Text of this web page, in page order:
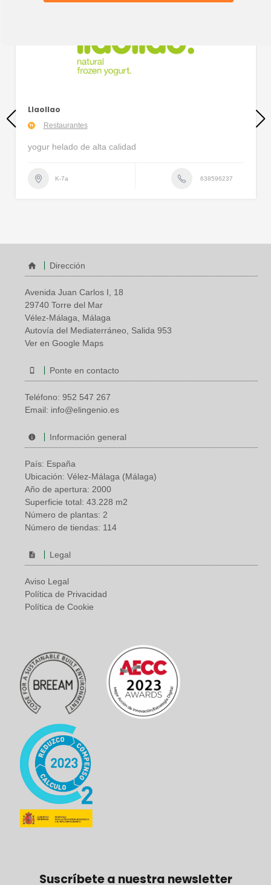
Llaollao
Restaurantes
yogur helado de alta calidad
K-7a 638596237
Dirección
Avenida Juan Carlos I, 18
29740 Torre del Mar
Vélez-Málaga, Málaga
Autovía del Mediaterráneo, Salida 953
Ver en Google Maps
Ponte en contacto
Teléfono: 952 547 267
Email: info@elingenio.es
Información general
País: España
Ubicación: Vélez-Málaga (Málaga)
Año de apertura: 2000
Superficie total: 43.228 m2
Número de plantas: 2
Número de tiendas: 114
Legal
Aviso Legal
Política de Privacidad
Política de Cookie
Suscríbete a nuestra newsletter